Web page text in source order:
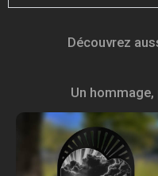
Découvrez
Un